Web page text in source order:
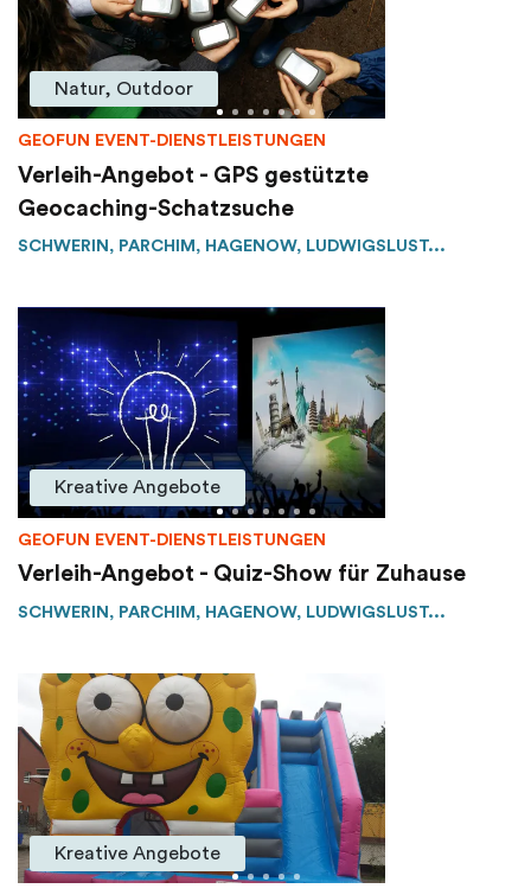
Natur, Outdoor
GEOFUN EVENT-DIENSTLEISTUNGEN
Verleih-Angebot - GPS gestützte
Geocaching-Schatzsuche
SCHWERIN, PARCHIM, HAGENOW, LUDWIGSLUST...
Kreative Angebote
GEOFUN EVENT-DIENSTLEISTUNGEN
Verleih-Angebot - Quiz-Show für Zuhause
SCHWERIN, PARCHIM, HAGENOW, LUDWIGSLUST...
Kreative Angebote